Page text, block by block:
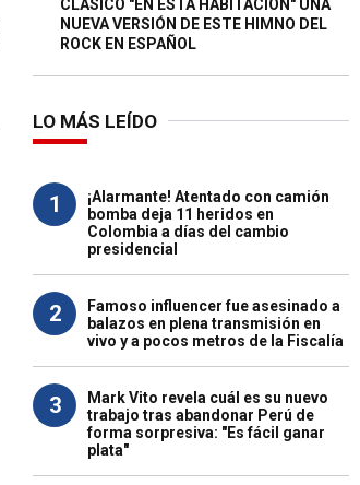
CLÁSICO "EN ESTA HABITACIÓN" UNA
NUEVA VERSIÓN DE ESTE HIMNO DEL
ROCK EN ESPAÑOL
LO MÁS LEÍDO
1
¡Alarmante! Atentado con camión
bomba deja 11 heridos en
Colombia a días del cambio
presidencial
2
Famoso influencer fue asesinado a
balazos en plena transmisión en
vivo y a pocos metros de la Fiscalía
3
Mark Vito revela cuál es su nuevo
trabajo tras abandonar Perú de
forma sorpresiva: "Es fácil ganar
plata"